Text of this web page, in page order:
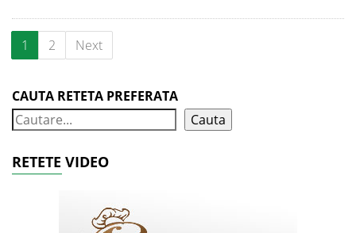
1 2 Next
CAUTA RETETA PREFERATA
Cauta
RETETE VIDEO